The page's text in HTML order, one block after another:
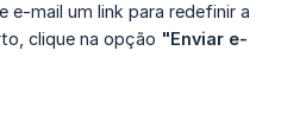
e-mail um link para redefinir a
clique na opção "Enviar e-